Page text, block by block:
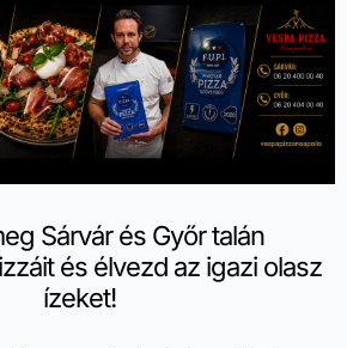
Sárvár és Győr talán
és élvezd az igazi olasz
ízeket!